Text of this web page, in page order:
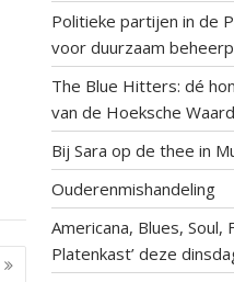
Politieke partijen in de
voor duurzaam
The Blue Hitters: dé
van de Hoeksche Waard
Bij Sara op de thee in
Ouderenmishandeling
Americana, Blues, Soul,
Platenkast’ deze